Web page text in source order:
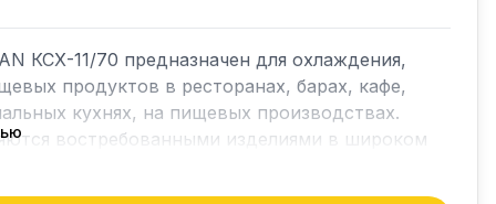
КСХ-11/70 предназначен для охлаждения,
продуктов в ресторанах, барах, кафе,
кухнях, на пищевых производствах.
востребованными изделиями в широком